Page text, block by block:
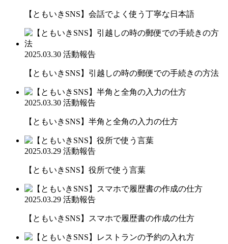
【ともいきSNS】会話でよく使う丁寧な日本語
2025.03.30 活動報告
【ともいきSNS】引越しの時の郵便での手続きの方法
2025.03.30 活動報告
【ともいきSNS】半角と全角の入力の仕方
2025.03.29 活動報告
【ともいきSNS】役所で使う言葉
2025.03.29 活動報告
【ともいきSNS】スマホで履歴書の作成の仕方